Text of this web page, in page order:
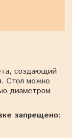
создающий
Стол можно
диаметром
запрещено: